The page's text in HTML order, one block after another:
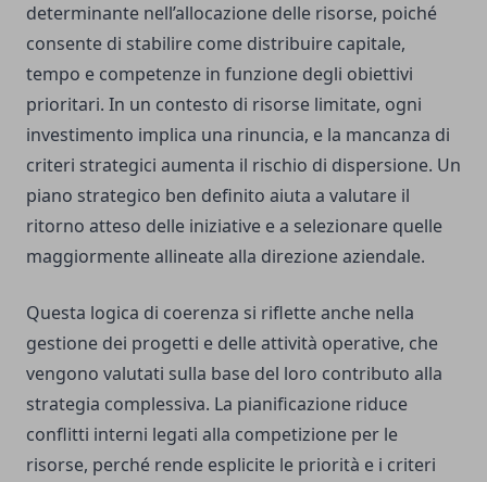
determinante nell’allocazione delle risorse, poiché
consente di stabilire come distribuire capitale,
tempo e competenze in funzione degli obiettivi
prioritari. In un contesto di risorse limitate, ogni
investimento implica una rinuncia, e la mancanza di
criteri strategici aumenta il rischio di dispersione. Un
piano strategico ben definito aiuta a valutare il
ritorno atteso delle iniziative e a selezionare quelle
maggiormente allineate alla direzione aziendale.
Questa logica di coerenza si riflette anche nella
gestione dei progetti e delle attività operative, che
vengono valutati sulla base del loro contributo alla
strategia complessiva. La pianificazione riduce
conflitti interni legati alla competizione per le
risorse, perché rende esplicite le priorità e i criteri